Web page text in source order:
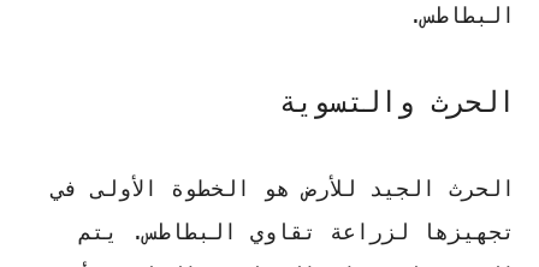
البطاطس.
الحرث والتسوية
الحرث الجيد للأرض هو الخطوة الأولى في
تجهيزها لزراعة تقاوي البطاطس. يتم